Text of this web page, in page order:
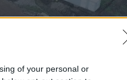
of your personal or